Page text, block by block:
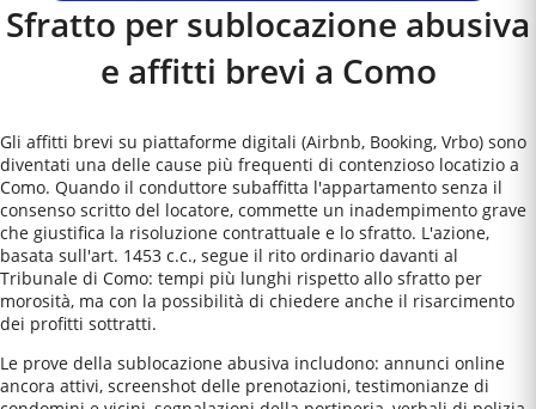
Sfratto per sublocazione abusiva
e affitti brevi a Como
Gli affitti brevi su piattaforme digitali (Airbnb, Booking, Vrbo) sono
diventati una delle cause più frequenti di contenzioso locatizio a
Como. Quando il conduttore subaffitta l'appartamento senza il
consenso scritto del locatore, commette un inadempimento grave
che giustifica la risoluzione contrattuale e lo sfratto. L'azione,
basata sull'art. 1453 c.c., segue il rito ordinario davanti al
Tribunale di Como: tempi più lunghi rispetto allo sfratto per
morosità, ma con la possibilità di chiedere anche il risarcimento
dei profitti sottratti.
Le prove della sublocazione abusiva includono: annunci online
ancora attivi, screenshot delle prenotazioni, testimonianze di